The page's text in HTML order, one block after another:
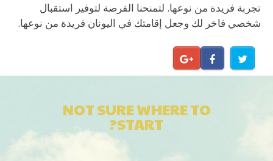
تجربة فريدة من نوعها. لتمنحنا الفرصة لتوفير استقبال
شخصي فاخر لك وجعل إقامتك في اليونان فريدة من نوعها.
NOT SURE WHERE TO
START?